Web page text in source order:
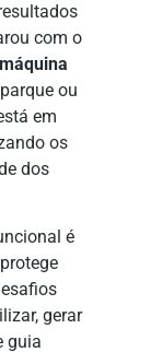
com o
máquina
ou
em
os
dos
é
gerar
guia